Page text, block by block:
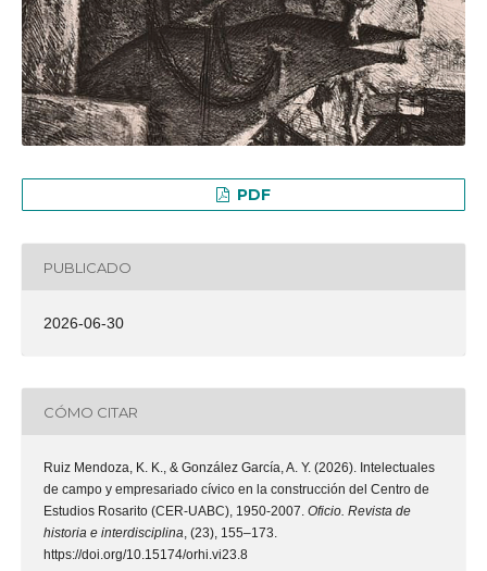
PDF
PUBLICADO
2026-06-30
CÓMO CITAR
Ruiz Mendoza, K. K., & González García, A. Y. (2026). Intelectuales
de campo y empresariado cívico en la construcción del Centro de
Estudios Rosarito (CER-UABC), 1950-2007. Oficio. Revista de
historia e interdisciplina, (23), 155–173.
https://doi.org/10.15174/orhi.vi23.8